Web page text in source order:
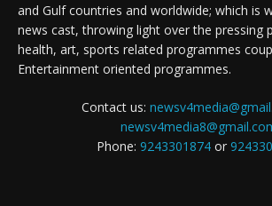
and Gulf countries and worldwide; which is
news cast, throwing light over the pressing
health, art, sports related programmes
Entertainment oriented programmes.
Contact us:
Phone: 9243301874or